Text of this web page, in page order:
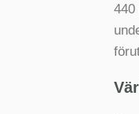
440